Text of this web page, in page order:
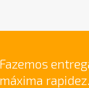
Fazemos
máxima